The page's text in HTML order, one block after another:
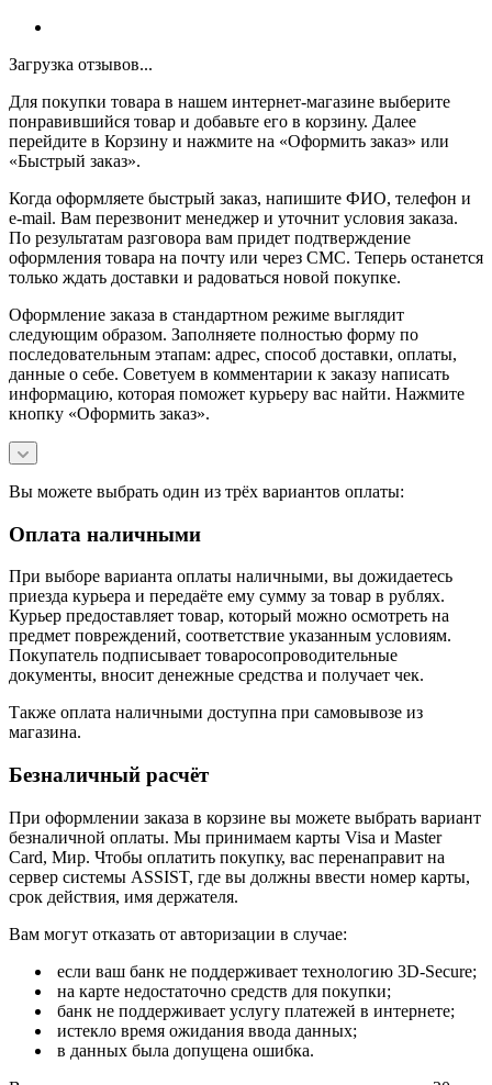
Загрузка отзывов...
Для покупки товара в нашем интернет-магазине выберите
понравившийся товар и добавьте его в корзину. Далее
перейдите в Корзину и нажмите на «Оформить заказ» или
«Быстрый заказ».
Когда оформляете быстрый заказ, напишите ФИО, телефон и
e-mail. Вам перезвонит менеджер и уточнит условия заказа.
По результатам разговора вам придет подтверждение
оформления товара на почту или через СМС. Теперь останется
только ждать доставки и радоваться новой покупке.
Оформление заказа в стандартном режиме выглядит
следующим образом. Заполняете полностью форму по
последовательным этапам: адрес, способ доставки, оплаты,
данные о себе. Советуем в комментарии к заказу написать
информацию, которая поможет курьеру вас найти. Нажмите
кнопку «Оформить заказ».
Вы можете выбрать один из трёх вариантов оплаты:
Оплата наличными
При выборе варианта оплаты наличными, вы дожидаетесь
приезда курьера и передаёте ему сумму за товар в рублях.
Курьер предоставляет товар, который можно осмотреть на
предмет повреждений, соответствие указанным условиям.
Покупатель подписывает товаросопроводительные
документы, вносит денежные средства и получает чек.
Также оплата наличными доступна при самовывозе из
магазина.
Безналичный расчёт
При оформлении заказа в корзине вы можете выбрать вариант
безналичной оплаты. Мы принимаем карты Visa и Master
Card, Мир. Чтобы оплатить покупку, вас перенаправит на
сервер системы ASSIST, где вы должны ввести номер карты,
срок действия, имя держателя.
Вам могут отказать от авторизации в случае:
если ваш банк не поддерживает технологию 3D-Secure;
на карте недостаточно средств для покупки;
банк не поддерживает услугу платежей в интернете;
истекло время ожидания ввода данных;
в данных была допущена ошибка.